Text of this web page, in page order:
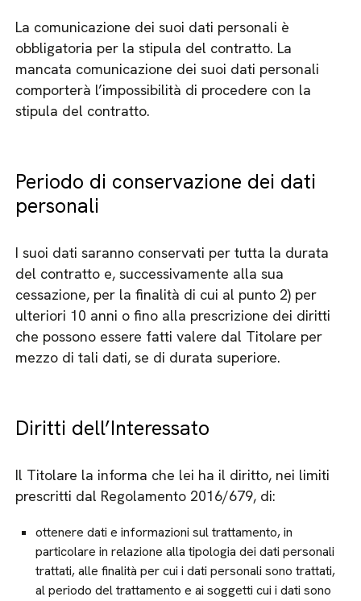
La comunicazione dei suoi dati personali è
obbligatoria per la stipula del contratto. La
mancata comunicazione dei suoi dati personali
comporterà l’impossibilità di procedere con la
stipula del contratto.
Periodo di conservazione dei dati
personali
I suoi dati saranno conservati per tutta la durata
del contratto e, successivamente alla sua
cessazione, per la finalità di cui al punto 2) per
ulteriori 10 anni o fino alla prescrizione dei diritti
che possono essere fatti valere dal Titolare per
mezzo di tali dati, se di durata superiore.
Diritti dell’Interessato
Il Titolare la informa che lei ha il diritto, nei limiti
prescritti dal Regolamento 2016/679, di:
ottenere dati e informazioni sul trattamento, in
particolare in relazione alla tipologia dei dati personali
trattati, alle finalità per cui i dati personali sono trattati,
al periodo del trattamento e ai soggetti cui i dati sono